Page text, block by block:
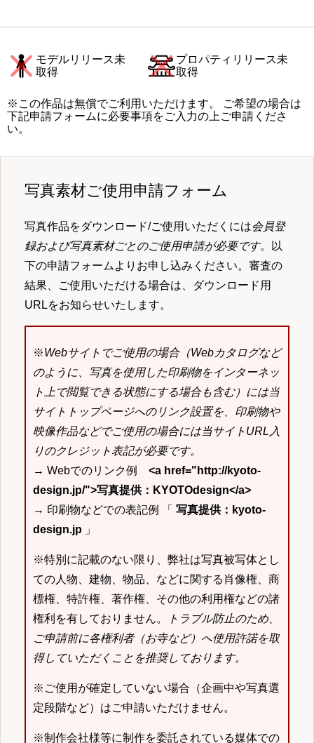
モデルリリース未
取得
プロパティリリース未
取得
※この作品は無償でご利用いただけます。 ご希望の場合は
下記申請フォームに必要事項をご入力の上ご申請くださ
い。
写真素材ご使用申請フォーム
写真作品をダウンロード/ご使用いただくには会員登
録および写真素材ごとのご使用申請が必要です。以
下の申請フォームよりお申し込みください。審査の
結果、ご使用いただける場合は、ダウンロード用
URLをお知らせいたします。
※Webサイトでご使用の場合（Webカタログなど
のように、写真を使用した印刷物をインターネッ
ト上で閲覧できる状態にする場合も含む）には当
サイトトップページへのリンク設置を、印刷物や
映像作品などでご使用の場合には当サイトURL入
りのクレジット表記が必要です。
→ Webでのリンク例 <a href="http://kyoto-
design.jp/">写真提供：KYOTOdesign</a>
→ 印刷物などでの表記例 「 写真提供：kyoto-
design.jp 」
※特別に記載のない限り、弊社は写真被写体とし
ての人物、建物、物品、などに関する肖像権、商
標権、特許権、著作権、その他の利用権などの諸
権利を有しておりません。
トラブル防止のため、
ご申請前に各権利者（お寺など）へ使用許諾を取
得していただくことを推奨しております。
※ご使用が確定していない場合（企画中や写真選
定段階など）はご申請いただけません。
※制作会社様等に制作を委託されている媒体での